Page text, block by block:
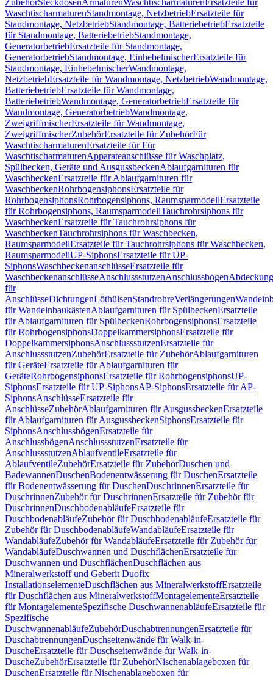
ZubehörSteckdosenArmaturenWaschtischarmaturen Ersatzteile für
WaschtischarmaturenStandmontage, NetzbetriebErsatzteile für
Standmontage, NetzbetriebStandmontage, BatteriebetriebErsatzteile
für Standmontage, BatteriebetriebStandmontage,
GeneratorbetriebErsatzteile für Standmontage,
GeneratorbetriebStandmontage, EinhebelmischerErsatzteile für
Standmontage, EinhebelmischerWandmontage,
NetzbetriebErsatzteile für Wandmontage, NetzbetriebWandmontage,
BatteriebetriebErsatzteile für Wandmontage,
BatteriebetriebWandmontage, GeneratorbetriebErsatzteile für
Wandmontage, GeneratorbetriebWandmontage,
ZweigriffmischerErsatzteile für Wandmontage,
ZweigriffmischerZubehörErsatzteile für ZubehörFür
WaschtischarmaturenErsatzteile für Für
WaschtischarmaturenApparateanschlüsse für Waschplatz,
Spülbecken, Geräte und AusgussbeckenAblaufgarnituren für
WaschbeckenErsatzteile für Ablaufgarnituren für
WaschbeckenRohrbogensiphonsErsatzteile für
RohrbogensiphonsRohrbogensiphons, RaumsparmodellErsatzteile
für Rohrbogensiphons, RaumsparmodellTauchrohrsiphons für
WaschbeckenErsatzteile für Tauchrohrsiphons für
WaschbeckenTauchrohrsiphons für Waschbecken,
RaumsparmodellErsatzteile für Tauchrohrsiphons für Waschbecken,
RaumsparmodellUP-SiphonsErsatzteile für UP-
SiphonsWaschbeckenanschlüsseErsatzteile für
WaschbeckenanschlüsseAnschlussstutzenAnschlussbögen
für
AnschlüsseDichtungenLöthülsenStandrohreVerlängerungen
für WandeinbaukästenAblaufgarnituren für SpülbeckenErsatzteile
für Ablaufgarnituren für SpülbeckenRohrbogensiphonsErsatzteile
für RohrbogensiphonsDoppelkammersiphonsErsatzteile für
DoppelkammersiphonsAnschlussstutzenErsatzteile für
AnschlussstutzenZubehörErsatzteile für ZubehörAblaufgarnituren
für GeräteErsatzteile für Ablaufgarnituren für
GeräteRohrbogensiphonsErsatzteile für RohrbogensiphonsUP-
SiphonsErsatzteile für UP-SiphonsAP-SiphonsErsatzteile für AP-
SiphonsAnschlüsseErsatzteile für
AnschlüsseZubehörAblaufgarnituren für AusgussbeckenErsatzteile
für Ablaufgarnituren für AusgussbeckenSiphonsErsatzteile für
SiphonsAnschlussbögenErsatzteile für
AnschlussbögenAnschlussstutzenErsatzteile für
AnschlussstutzenAblaufventileErsatzteile für
AblaufventileZubehörErsatzteile für ZubehörDuschen und
BadewannenDuschenBodenentwässerung für DuschenErsatzteile
für Bodenentwässerung für DuschenDuschrinnenErsatzteile für
DuschrinnenZubehör für DuschrinnenErsatzteile für Zubehör für
DuschrinnenDuschbodenabläufeErsatzteile für
DuschbodenabläufeZubehör für DuschbodenabläufeErsatzteile für
Zubehör für DuschbodenabläufeWandabläufeErsatzteile für
WandabläufeZubehör für WandabläufeErsatzteile für Zubehör für
WandabläufeDuschwannen und DuschflächenErsatzteile für
Duschwannen und DuschflächenDuschflächen aus
Mineralwerkstoff und Geberit Duofix
InstallationselementeDuschflächen aus MineralwerkstoffErsatzteile
für Duschflächen aus MineralwerkstoffMontagelementeErsatzteile
für MontagelementeSpezifische DuschwannenabläufeErsatzteile für
Spezifische
DuschwannenabläufeZubehörDuschabtrennungenErsatzteile für
DuschabtrennungenDuschseitenwände für Walk-in-
DuscheErsatzteile für Duschseitenwände für Walk-in-
DuscheZubehörErsatzteile für ZubehörNischenablageboxen für
DuschenErsatzteile für Nischenablageboxen für